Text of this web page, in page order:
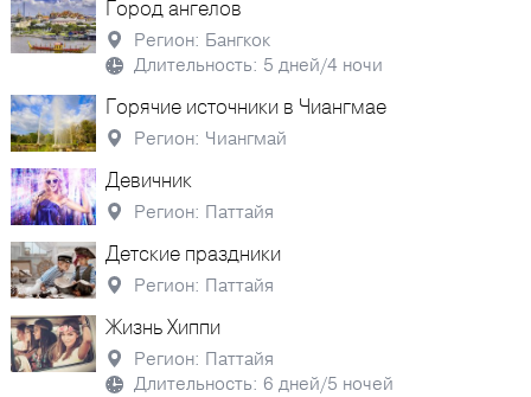
Город ангелов
Регион: Бангкок
Длительность: 5 дней/4 ночи
Горячие источники в Чиангмае
Регион: Чиангмай
Девичник
Регион: Паттайя
Детские праздники
Регион: Паттайя
Жизнь Хиппи
Регион: Паттайя
Длительность: 6 дней/5 ночей